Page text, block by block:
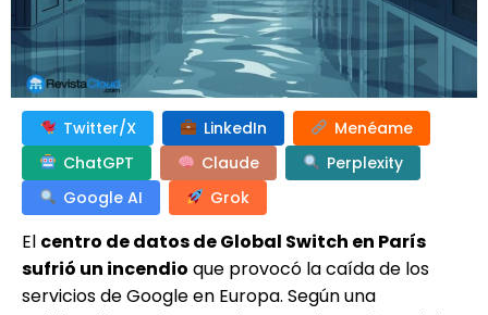
Twitter/X LinkedIn
Menéame
ChatGPT
Claude
Perplexity
Google AI
Grok
El centro de datos de Global Switch en París
sufrió un incendio que provocó la caída de los
servicios de Google en Europa. Según una